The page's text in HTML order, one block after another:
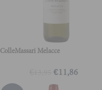
ColleMassari Melacce
€11,86